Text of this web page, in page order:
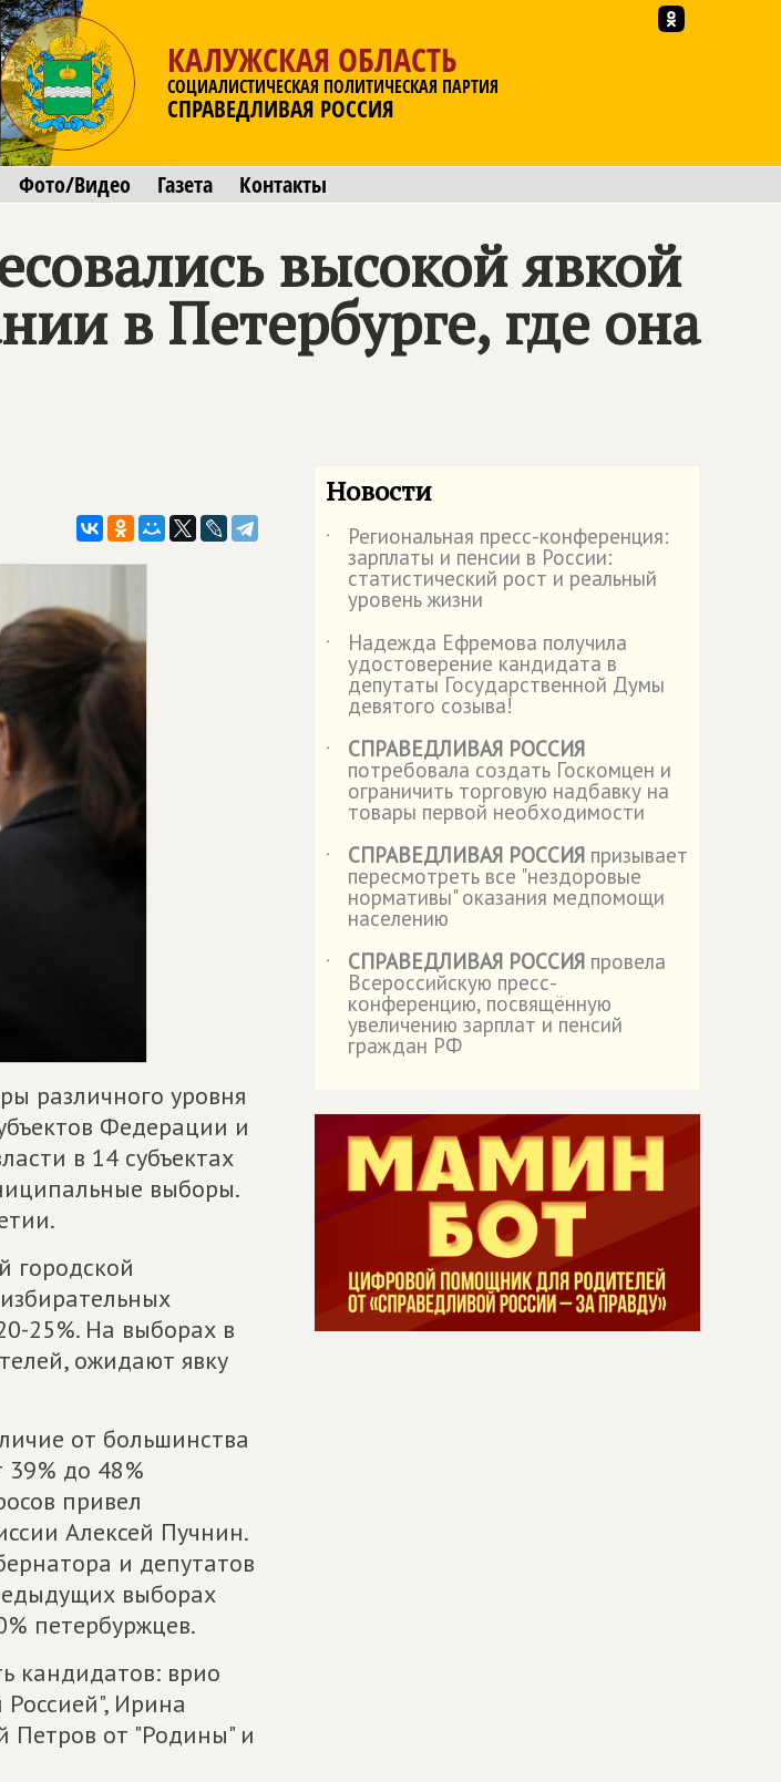
КАЛУЖСКАЯ ОБЛАСТЬ
СОЦИАЛИСТИЧЕСКАЯ ПОЛИТИЧЕСКАЯ ПАРТИЯ
СПРАВЕДЛИВАЯ РОССИЯ
Фото/Видео Газета Контакты
высокой явкой
в Петербурге, где она
различного уровня
Федерации и
в 14 субъектах
выборы.
городской
25%. На выборах в
ожидают явку
от большинства
39% до 48%
привел
Алексей Пучнин.
и депутатов
выборах
петербуржцев.
кандидатов: врио
Ирина
Петров от "Родины" и
Новости
˙ Региональная пресс-конференция:
зарплаты и пенсии в России:
статистический рост и реальный
уровень жизни
˙
Надежда Ефремова получила
удостоверение кандидата в
депутаты Государственной Думы
девятого созыва!
˙
СПРАВЕДЛИВАЯ РОССИЯ
потребовала создать Госкомцен и
ограничить торговую надбавку на
товары первой необходимости
˙
СПРАВЕДЛИВАЯ РОССИЯ призывает
пересмотреть все "нездоровые
нормативы" оказания медпомощи
населению
˙
СПРАВЕДЛИВАЯ РОССИЯ провела
Всероссийскую пресс-
конференцию, посвящённую
увеличению зарплат и пенсий
граждан РФ